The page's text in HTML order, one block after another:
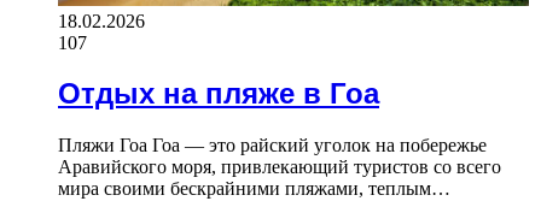
18.02.2026
107
Отдых на пляже в Гоа
Пляжи Гоа Гоа — это райский уголок на побережье
Аравийского моря, привлекающий туристов со всего
мира своими бескрайними пляжами, теплым…